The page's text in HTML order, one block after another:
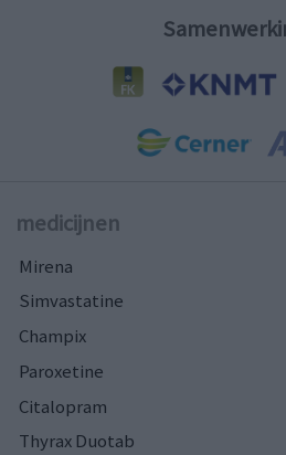
medicijnen
Mirena
Simvastatine
Champix
Paroxetine
Citalopram
Thyrax Duotab